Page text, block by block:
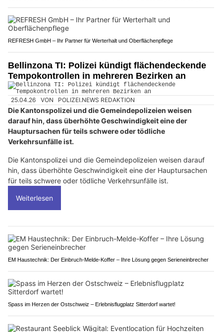
REFRESH GmbH – Ihr Partner für Werterhalt und Oberflächenpflege
Bellinzona TI: Polizei kündigt flächendeckende
Tempokontrollen in mehreren Bezirken an
25.04.26 VON POLIZEI.NEWS REDAKTION
Die Kantonspolizei und die Gemeindepolizeien weisen
darauf hin, dass überhöhte Geschwindigkeit eine der
Hauptursachen für teils schwere oder tödliche
Verkehrsunfälle ist.
Die Kantonspolizei und die Gemeindepolizeien weisen darauf
hin, dass überhöhte Geschwindigkeit eine der Hauptursachen
für teils schwere oder tödliche Verkehrsunfälle ist.
Weiterlesen
EM Haustechnik: Der Einbruch-Melde-Koffer – Ihre Lösung gegen Serieneinbrecher
Spass im Herzen der Ostschweiz – Erlebnisflugplatz Sitterdorf wartet!